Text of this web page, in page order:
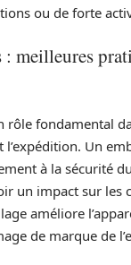
ou de forte
meilleures
rôle fondamental
Un
à la sécurité
un impact sur les
améliore
de marque de